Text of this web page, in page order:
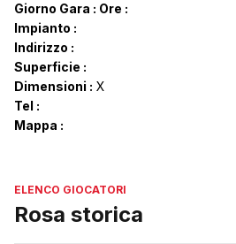
Giorno Gara : Ore :
Impianto :
Indirizzo :
Superficie :
Dimensioni : X
Tel :
Mappa :
ELENCO GIOCATORI
Rosa storica